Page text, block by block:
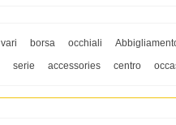
vari borsa occhiali
serie accessories centro